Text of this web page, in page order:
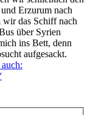
Erzurum nach
wir das Schiff nach
über Syrien
ins Bett, denn
aufgesackt.